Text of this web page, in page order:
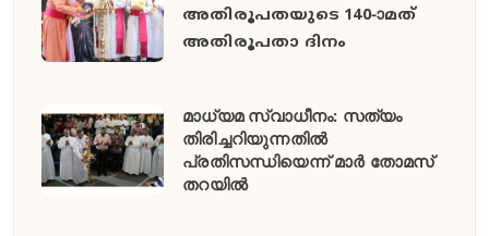
അതിരൂപതയുടെ 140-ാമത്
അതിരൂപതാ ദിനം
മാധ്യമ സ്വാധീനം: സത്യം
തിരിച്ചറിയുന്നതിൽ
പ്രതിസന്ധിയെന്ന് മാർ തോമസ്
തറയിൽ